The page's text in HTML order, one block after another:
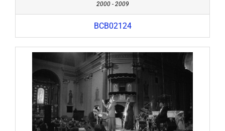
2000 - 2009
BCB02124